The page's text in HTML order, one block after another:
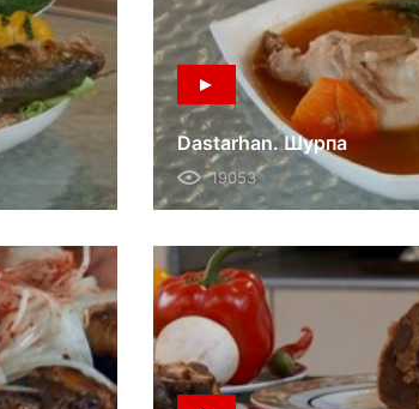
Dastarhan. Шурпа
19053